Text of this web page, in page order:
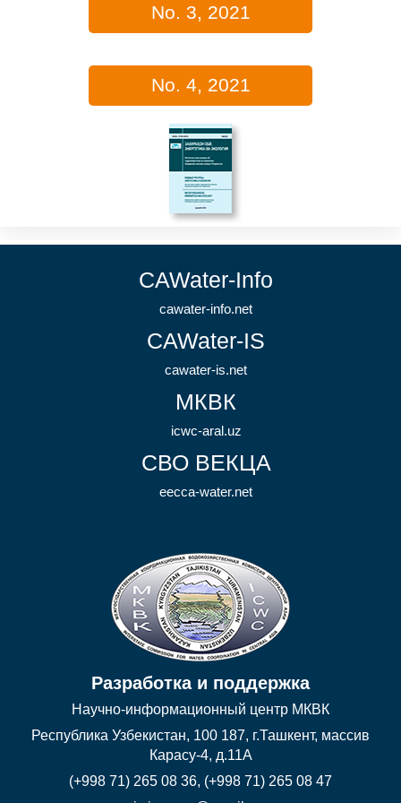
No. 3, 2021
No. 4, 2021
CAWater-Info
cawater-info.net
CAWater-IS
cawater-is.net
МКВК
icwc-aral.uz
СВО ВЕКЦА
eecca-water.net
Разработка и поддержка
Научно-информационный центр МКВК
Республика Узбекистан, 100 187, г.Ташкент, массив
Карасу-4, д.11А
(+998 71) 265 08 36, (+998 71) 265 08 47